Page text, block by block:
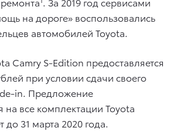
на дороге» воспользовались
автомобилей Toyota.
Camry S-Edition предоставляется
при условии сдачи своего
in. Предложение
на все комплектации Toyota
до 31 марта 2020 года.